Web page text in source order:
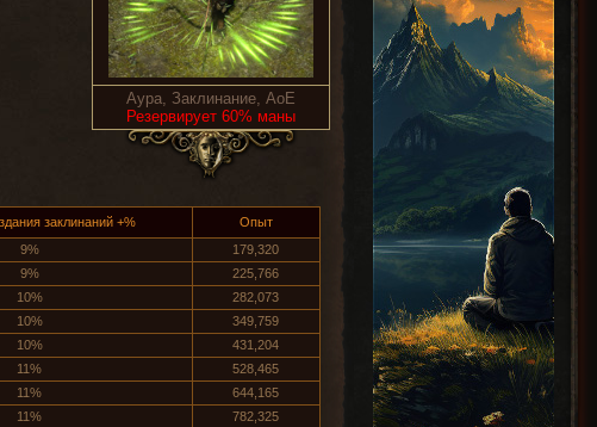
Аура, Заклинание, AoE
Резервирует 60% маны
заклинаний +%
Опыт
9%
179,320
9%
225,766
10%
282,073
10%
349,759
10%
431,204
11%
528,465
11%
644,165
11%
782,325